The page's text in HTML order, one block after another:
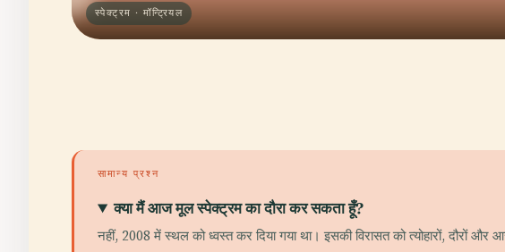
स्पेक्ट्रम · मॉन्ट्रियल
सामान्य प्रश्न
क्या मैं आज मूल स्पेक्ट्रम का दौरा कर सकता हूँ?
नहीं, 2008 में स्थल को ध्वस्त कर दिया गया था। इसकी विरासत को त्योहारों, दौरों